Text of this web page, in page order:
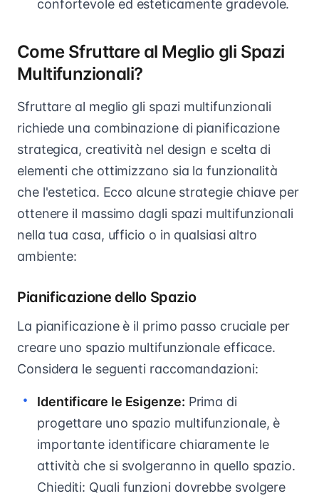
confortevole ed esteticamente gradevole.
Come Sfruttare al Meglio gli Spazi
Multifunzionali?
Sfruttare al meglio gli spazi multifunzionali
richiede una combinazione di pianificazione
strategica, creatività nel design e scelta di
elementi che ottimizzano sia la funzionalità
che l'estetica. Ecco alcune strategie chiave per
ottenere il massimo dagli spazi multifunzionali
nella tua casa, ufficio o in qualsiasi altro
ambiente:
Pianificazione dello Spazio
La pianificazione è il primo passo cruciale per
creare uno spazio multifunzionale efficace.
Considera le seguenti raccomandazioni:
Identificare le Esigenze: Prima di
progettare uno spazio multifunzionale, è
importante identificare chiaramente le
attività che si svolgeranno in quello spazio.
Chiediti: Quali funzioni dovrebbe svolgere